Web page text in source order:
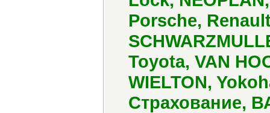
Porsche,
Toyota, VAN
WIELTON,
Страхование,